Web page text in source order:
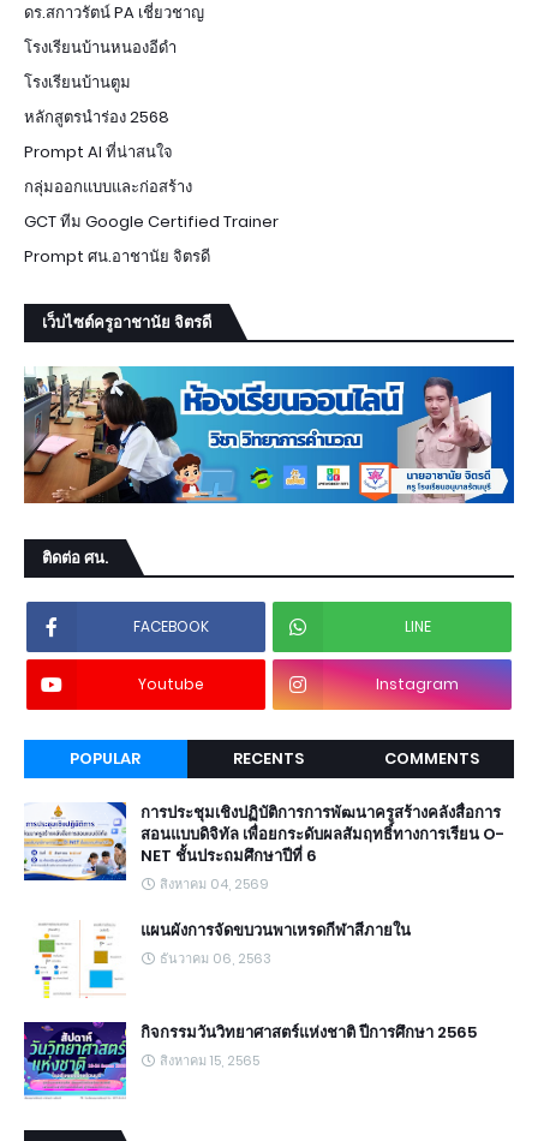
ดร.สกาวรัตน์ PA เชี่ยวชาญ
โรงเรียนบ้านหนองอีดำ
โรงเรียนบ้านตูม
หลักสูตรนำร่อง 2568
Prompt AI ที่น่าสนใจ
กลุ่มออกแบบและก่อสร้าง
GCT ทีม Google Certified Trainer
Prompt ศน.อาชานัย จิตรดี
เว็บไซต์ครูอาชานัย จิตรดี
ติดต่อ ศน.
FACEBOOK LINE
Youtube Instagram
POPULAR RECENTS COMMENTS
การประชุมเชิงปฏิบัติการการพัฒนาครูสร้างคลังสื่อการ
สอนแบบดิจิทัล เพื่อยกระดับผลสัมฤทธิ์ทางการเรียน O-
NET ชั้นประถมศึกษาปีที่ 6
สิงหาคม 04, 2569
แผนผังการจัดขบวนพาเหรดกีฬาสีภายใน
ธันวาคม 06, 2563
กิจกรรมวันวิทยาศาสตร์แห่งชาติ ปีการศึกษา 2565
สิงหาคม 15, 2565